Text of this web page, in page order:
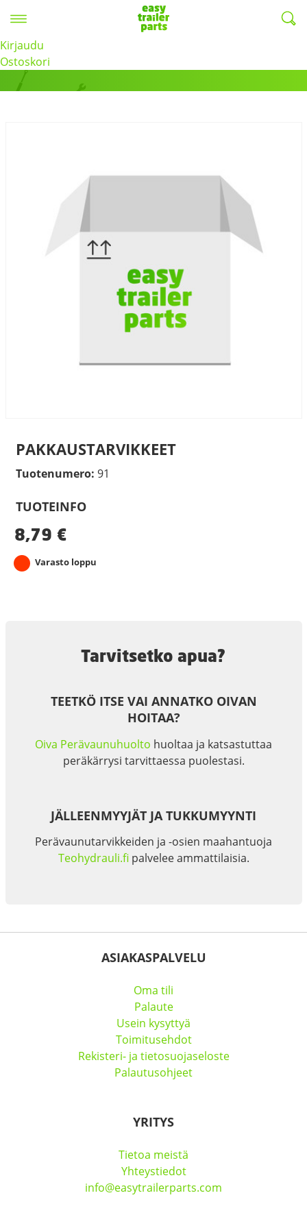
Kirjaudu
Ostoskori
Tuotteet
PAKKAUSTARVIKKEET
Tuotenumero: 91
TUOTEINFO
8,79 €
Varasto loppu
Tarvitsetko apua?
TEETKÖ ITSE VAI ANNATKO OIVAN
HOITAA?
Oiva Perävaunuhuolto huoltaa ja katsastuttaa
peräkärrysi tarvittaessa puolestasi.
JÄLLEENMYYJÄT JA TUKKUMYYNTI
Perävaunutarvikkeiden ja -osien maahantuoja
Teohydrauli.fi palvelee ammattilaisia.
ASIAKASPALVELU
Oma tili
Palaute
Usein kysyttyä
Toimitusehdot
Rekisteri- ja tietosuojaseloste
Palautusohjeet
YRITYS
Tietoa meistä
Yhteystiedot
info@easytrailerparts.com